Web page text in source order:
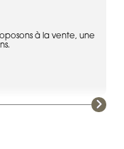
à la vente, une